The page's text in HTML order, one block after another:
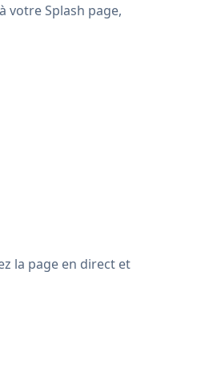
votre Splash page,
la page en direct et